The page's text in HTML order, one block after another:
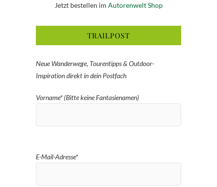
Jetzt bestellen im Autorenwelt Shop
TRAILPOST
Neue Wanderwege, Tourentipps & Outdoor-
Inspiration direkt in dein Postfach
Vorname* (Bitte keine Fantasienamen)
E-Mail-Adresse*